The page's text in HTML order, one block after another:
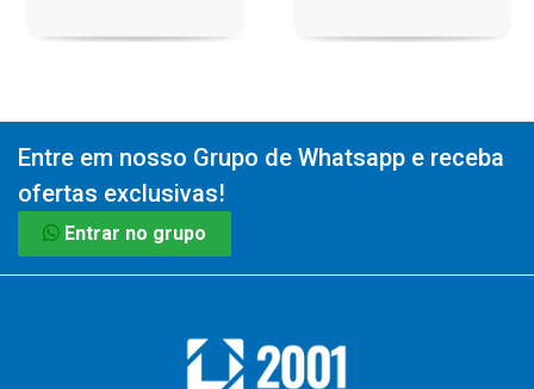
Entre em nosso Grupo de Whatsapp e receba
ofertas exclusivas!
Entrar no grupo